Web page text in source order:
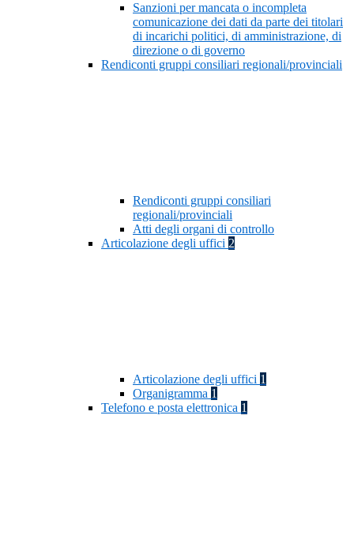
Sanzioni per mancata o incompleta
comunicazione dei dati da parte dei titolari
di incarichi politici, di amministrazione, di
direzione o di governo
Rendiconti gruppi consiliari regionali/provinciali
Rendiconti gruppi consiliari
regionali/provinciali
Atti degli organi di controllo
Articolazione degli uffici 2
Articolazione degli uffici 1
Organigramma 1
Telefono e posta elettronica 1